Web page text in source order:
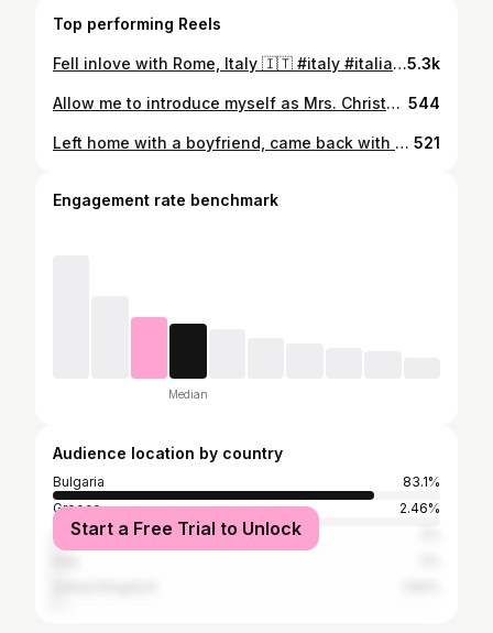
Top performing Reels
Fell inlove with Rome, Italy 🇮🇹 #italy #italia #love #travel #instagood #photography #picoftheday #ig #photooftheday #nature #instagram #spring #like #roma #art #photo #food #rome #travelphotography #landscape #follow #fashion #igersitalia #madeinitaly #bhfyp #europe #beautiful #instalike5.3k
Allow me to introduce myself as Mrs. Christakoudy 🤍💫👰‍♀️ 544
Left home with a boyfriend, came back with a fiancè 💁🏻‍♀️❤️💍 521
Engagement rate benchmark
Median
Audience location by country
Bulgaria
83.1%
Greece
2.46%
United States
Start a Free Trial to Unlock